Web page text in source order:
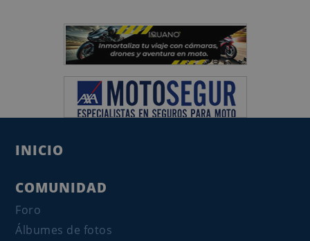
INICIO
COMUNIDAD
Foro
Álbumes de fotos